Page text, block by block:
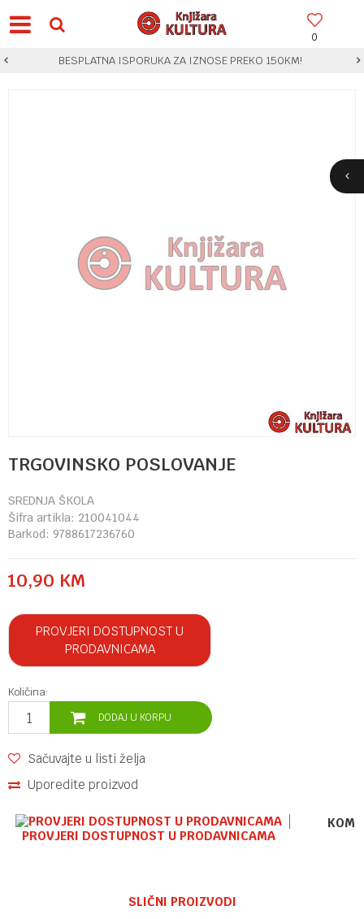
0
BESPLATNA ISPORUKA ZA IZNOSE PREKO 150KM!
TRGOVINSKO POSLOVANJE
SREDNJA ŠKOLA
Šifra artikla: 210041044
Barkod: 9788617236760
10,90 KM
PROVJERI DOSTUPNOST U
PRODAVNICAMA
Količina:
DODAJ U KORPU
Sačuvajte u listi želja
Uporedite proizvod
PROVJERI DOSTUPNOST U PRODAVNICAMA
SLIČNI PROIZVODI